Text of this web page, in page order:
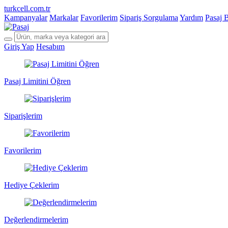
turkcell.com.tr
Kampanyalar Markalar Favorilerim Sipariş Sorgulama Yardım Pasaj
Giriş Yap Hesabım
Pasaj Limitini Öğren
Siparişlerim
Favorilerim
Hediye Çeklerim
Değerlendirmelerim